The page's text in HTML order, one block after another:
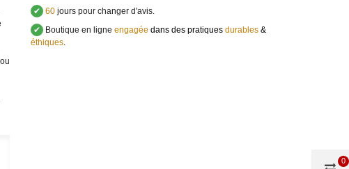
✔ 60jours pour changer d'avis.
✔ Boutique en ligne engagée dans des pratiques durables&
éthiques.
0